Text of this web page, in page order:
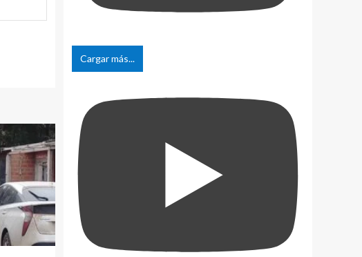
Cargar más...